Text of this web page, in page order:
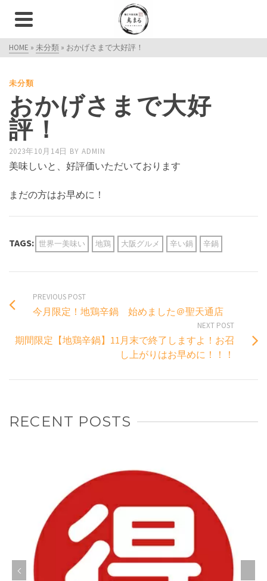
HOME » 未分類 » おかげさまで大好評！
未分類
おかげさまで大好
評！
2023年10月14日 BY ADMIN
美味しいと、好評価いただいております
まだの方はお早めに！
TAGS: 世界一美味い 地鶏 大阪グルメ 辛い鍋 辛鍋
PREVIOUS POST
今月限定！地鶏辛鍋 始めました＠聖天通店
NEXT POST
期間限定【地鶏辛鍋】11月末で終了しますよ！お召
し上がりはお早めに！！！
RECENT POSTS